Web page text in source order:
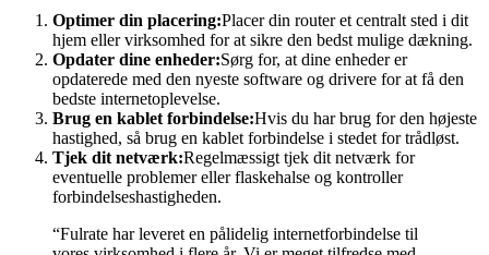
Optimer din placering:Placer din router et centralt sted i dit
hjem eller virksomhed for at sikre den bedst mulige dækning.
Opdater dine enheder:Sørg for, at dine enheder er
opdaterede med den nyeste software og drivere for at få den
bedste internetoplevelse.
Brug en kablet forbindelse:Hvis du har brug for den højeste
hastighed, så brug en kablet forbindelse i stedet for trådløst.
Tjek dit netværk:Regelmæssigt tjek dit netværk for
eventuelle problemer eller flaskehalse og kontroller
forbindelseshastigheden.
“Fulrate har leveret en pålidelig internetforbindelse til